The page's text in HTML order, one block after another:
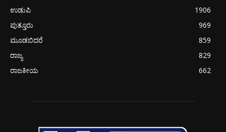
ಉಡುಪಿ
1906
ಪುತ್ತೂರು
969
ಮೂಡಬಿದರೆ
859
ರಾಜ್ಯ
829
ರಾಜಕೀಯ
662